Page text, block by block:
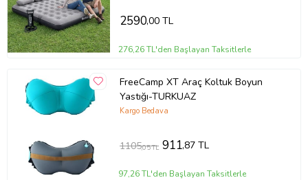
2590,00 TL
276,26 TL'den Başlayan Taksitlerle
FreeCamp XT Araç Koltuk Boyun
Yastığı-TURKUAZ
Kargo Bedava
1105,05 TL 911,87 TL
97,26 TL'den Başlayan Taksitlerle